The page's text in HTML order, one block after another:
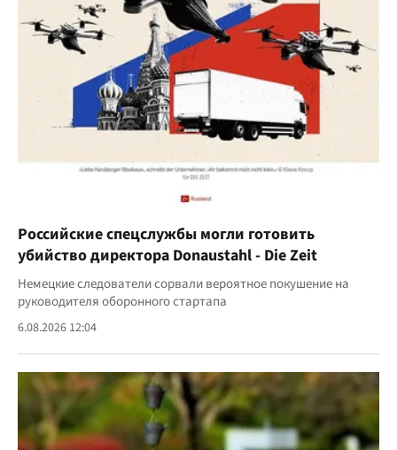
Российские спецслужбы могли готовить
убийство директора Donaustahl - Die Zeit
Немецкие следователи сорвали вероятное покушение на
руководителя оборонного стартапа
6.08.2026 12:04